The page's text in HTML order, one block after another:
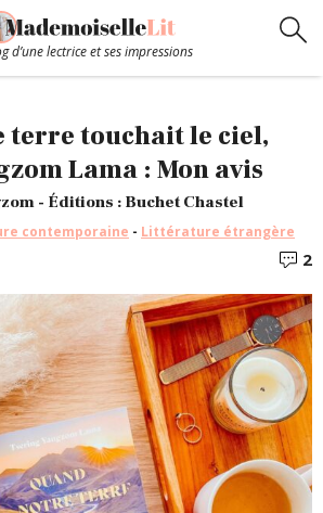
d’une lectrice et ses impressions
Coups de coeur
Hors-Série
Bibliothèque
Contact
terre touchait le ciel,
Lama : Mon avis
- Éditions : Buchet Chastel
contemporaine - Littérature étrangère
2